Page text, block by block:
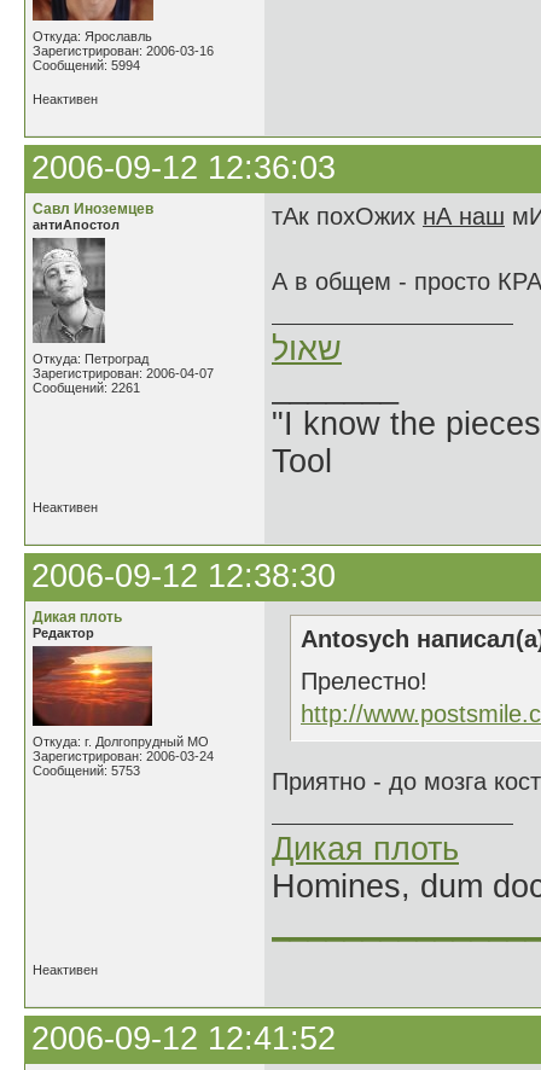
Откуда: Ярославль
Зарегистрирован: 2006-03-16
Сообщений: 5994
Неактивен
2006-09-12 12:36:03
Савл Иноземцев
антиАпостол
Откуда: Петроград
Зарегистрирован: 2006-04-07
Сообщений: 2261
тАк похОжих нА наш
А в общем - просто
שאול
"I know the
Tool
Неактивен
2006-09-12 12:38:30
Дикая плоть
Редактор
Откуда: г. Долгопрудный МО
Зарегистрирован: 2006-03-24
Сообщений: 5753
Antosych
Прелестно!
http://
Приятно - до мозга
Дикая плоть
Homines, dum
Неактивен
2006-09-12 12:41:52